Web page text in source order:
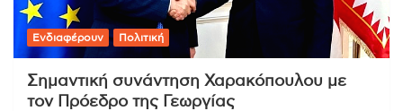
Ενδιαφέρουν Πολιτική
Σημαντική συνάντηση Χαρακόπουλου με
τον Πρόεδρο της Γεωργίας